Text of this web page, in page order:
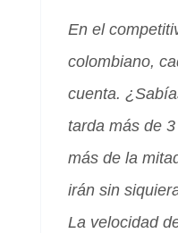
En el
colombiano,
cuenta.
tarda más de
más de la
irán sin
La velocidad